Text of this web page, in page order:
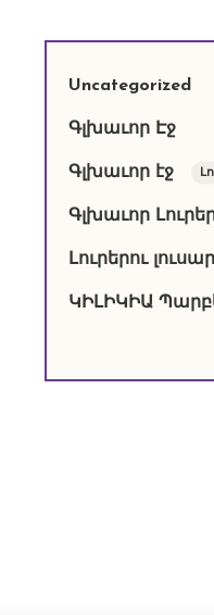
Uncategorized
Գլխաւոր Էջ
Գլխաւոր էջ
Գլխաւոր
Լուրերու
ԿԻԼԻԿԻԱ